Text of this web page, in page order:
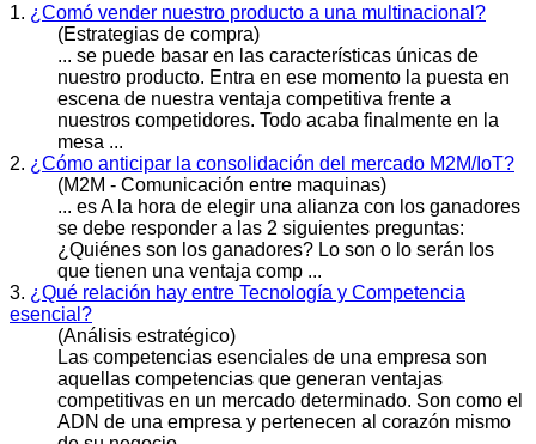
1. ¿Comó vender nuestro producto a una multinacional?
(Estrategias de compra)
... se puede basar en las características únicas de
nuestro producto. Entra en ese momento la puesta en
escena de nuestra ventaja competitiva frente a
nuestros competidores. Todo acaba finalmente en la
mesa ...
2. ¿Cómo anticipar la consolidación del mercado M2M/IoT?
(M2M - Comunicación entre maquinas)
... es A la hora de elegir una alianza con los ganadores
se debe responder a las 2 siguientes preguntas:
¿Quiénes son los ganadores? Lo son o lo serán los
que tienen una ventaja comp ...
3. ¿Qué relación hay entre Tecnología y Competencia
esencial?
(Análisis estratégico)
Las competencias esenciales de una empresa son
aquellas competencias que generan ventajas
competitivas en un mercado determinado. Son como el
ADN de una empresa y pertenecen al corazón mismo